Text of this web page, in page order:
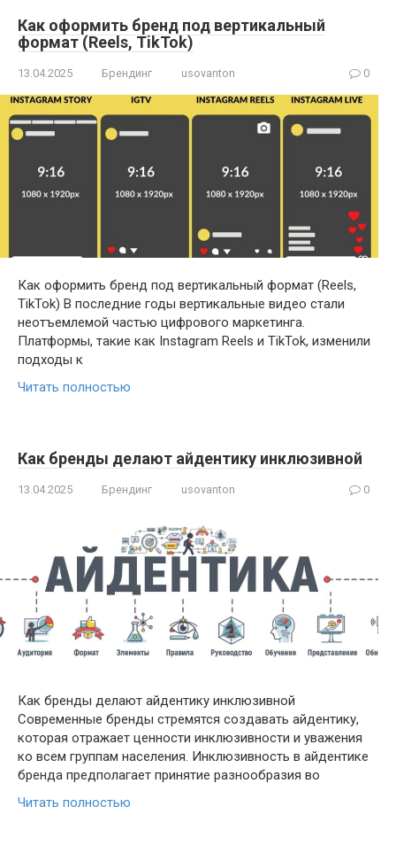
Как оформить бренд под вертикальный
формат (Reels, TikTok)
13.04.2025 Брендинг usovanton 0
Как оформить бренд под вертикальный формат (Reels,
TikTok) В последние годы вертикальные видео стали
неотъемлемой частью цифрового маркетинга.
Платформы, такие как Instagram Reels и TikTok, изменили
подходы к
Читать полностью
Как бренды делают айдентику инклюзивной
13.04.2025 Брендинг usovanton 0
Как бренды делают айдентику инклюзивной
Современные бренды стремятся создавать айдентику,
которая отражает ценности инклюзивности и уважения
ко всем группам населения. Инклюзивность в айдентике
бренда предполагает принятие разнообразия во
Читать полностью